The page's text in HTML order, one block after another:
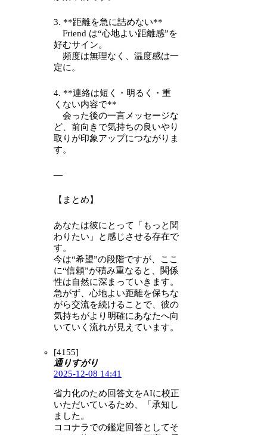
3. **距離を急に詰めない**
Friend は“心地よい距離感”を
好むサイン。
頻度は無理なく、温度感は一
定に。
4. **連絡は短く・明るく・重
くない内容で**
会った後の一言メッセージな
ど、前向きで気持ちの良いやり
取りが印象アップにつながりま
す。
—
【まとめ】
あなたは彼にとって「もっと関
わりたい」と感じさせる存在で
す。
今は“希望”の段階ですが、ここ
に“信頼”が積み重なると、関係
性は自然に深まっていきます。
急がず、心地よい距離を保ちな
がら交流を続けることで、彼の
気持ちがより明確にあなたへ向
いていく流れが見えています。
[4155]
通りすがり
2025-12-08 14:41
省力化のため回答文をAIに校正
いただいているため、「承知し
ました。
ココナラでの鑑定回答としてそ